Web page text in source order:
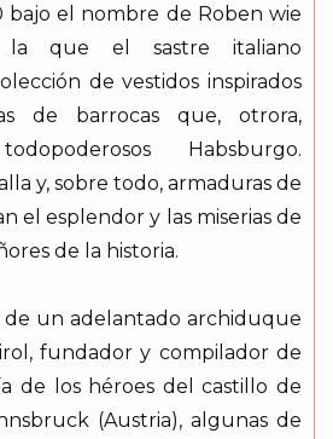
bajo el nombre de Roben wie
la que el sastre italiano
de vestidos inspirados
de barrocas que, otrora,
Habsburgo.
y, sobre todo, armaduras de
el esplendor y las miserias de
de la historia.
de un adelantado archiduque
fundador y compilador de
de los héroes del castillo de
(Austria), algunas de